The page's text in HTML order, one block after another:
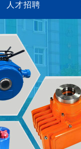
人才招聘